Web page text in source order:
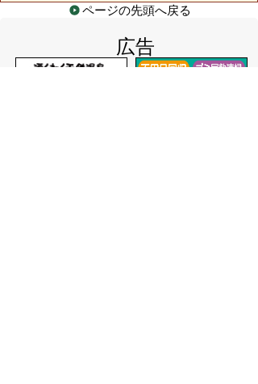
ページの先頭へ戻る
広告